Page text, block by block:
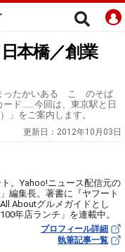
本橋／創業
たかいある こゝのそば
ード……今回は、東京駅と日
」をご案内します。
更新日： 2012年10月03日
。Yahoo!ニュース配信元の
編集長。著書に『ヤフート
Aboutグルメガイドとし
年店ランチ」を連載中。
プロフィール詳細
執筆記事一覧